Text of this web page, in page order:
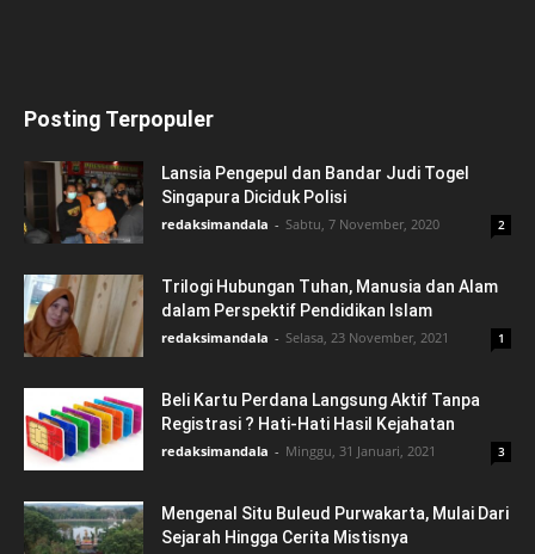
Posting Terpopuler
Lansia Pengepul dan Bandar Judi Togel
Singapura Diciduk Polisi
redaksimandala - Sabtu, 7 November, 2020 2
Trilogi Hubungan Tuhan, Manusia dan Alam
dalam Perspektif Pendidikan Islam
redaksimandala - Selasa, 23 November, 2021 1
Beli Kartu Perdana Langsung Aktif Tanpa
Registrasi ? Hati-Hati Hasil Kejahatan
redaksimandala - Minggu, 31 Januari, 2021 3
Mengenal Situ Buleud Purwakarta, Mulai Dari
Sejarah Hingga Cerita Mistisnya